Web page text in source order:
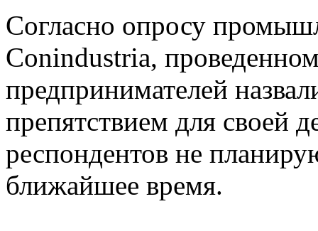
Согласно опросу
Conindustria,
предпринимателей
препятствием для своей
респондентов не
ближайшее время.